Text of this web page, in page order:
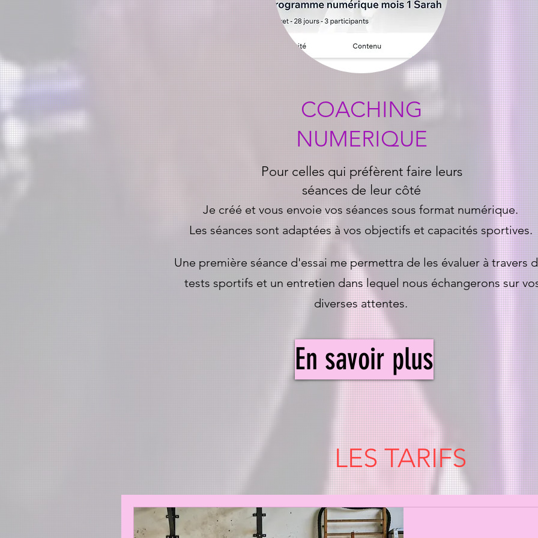
COACHING
NUMERIQUE
Pour celles qui préfèrent faire leurs
séances de leur côté
Je créé et vous envoie vos séances sous format numérique.
Les séances sont adaptées à vos objectifs et capacités sportives.
Une première séance d'essai me permettra de les évaluer à travers
tests sportifs et un entretien dans lequel nous échangerons sur
diverses attentes.
En savoir plus
LES TARIFS